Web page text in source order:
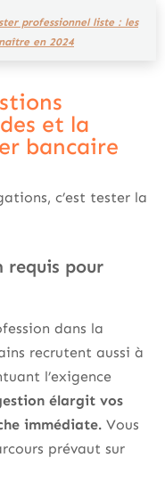
professionnel liste : les
en 2024
et la
bancaire
c’est tester la
requis pour
dans la
recrutent aussi à
l’exigence
élargit vos
immédiate. Vous
prévaut sur